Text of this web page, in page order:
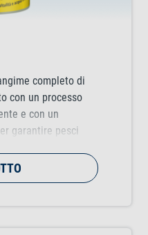
completo di
con un processo
e con un
garantire pesci